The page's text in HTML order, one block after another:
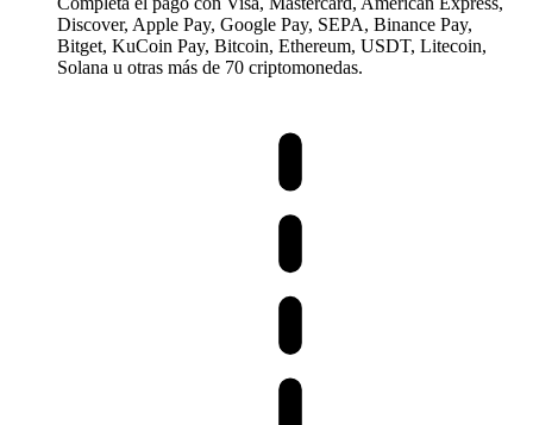
Discover, Apple Pay, Google Pay, SEPA, Binance Pay,
Bitget, KuCoin Pay, Bitcoin, Ethereum, USDT, Litecoin,
Solana u otras más de 70 criptomonedas.